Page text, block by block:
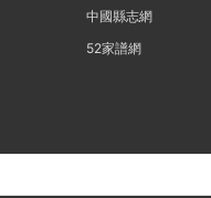
中國縣志網
52家譜網